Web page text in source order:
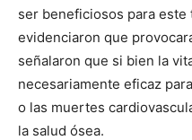
ser beneficiosos para
evidenciaron que
señalaron que si bien la
necesariamente eficaz
o las muertes
la salud ósea.